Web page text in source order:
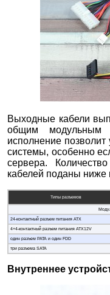
Выходные кабели
общим модульным
исполнение позволит
системы, особенно
сервера.
кабелей поданы ниже
Типы разъемов
24-контактный разъем питания ATX
4+4-контактный разъем питания ATX12V
один разъем PATA и один FDD
три разъема SATA
Внутреннее